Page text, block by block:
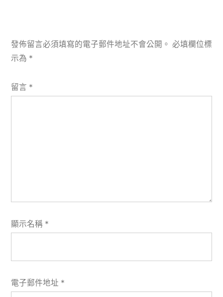
發佈留言必須填寫的電子郵件地址不會公開。 必填欄位標
示為 *
留言 *
顯示名稱 *
電子郵件地址 *